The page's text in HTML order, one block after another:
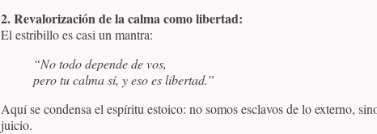
2. Revalorización de la calma como libertad:
El estribillo es casi un mantra:
“No todo depende de vos,
pero tu calma sí, y eso es libertad.”
Aquí se condensa el espíritu estoico: no somos esclavos de lo externo,
juicio.